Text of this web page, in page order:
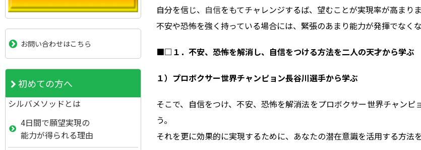
自分を信じ、 自信をもてチャレンジするば、望むことが実現率が高まりま
不安や恐怖を強く持っている場合には、緊張のあまり能力が発揮でなく
■□１．不安、恐怖を解消し、自信をつける方法を二人の天才から学ぶ
１）プロボクサー世界チャンピョン長谷川選手から学ぶ
そこで、自信をつけ、不安、恐怖を解消法をプロボクサー世界チャンピ
う。
それを更に効果的に実現するために、あなたの潜在意識を活用する方法を
お問い合わせはこちら
初めての方へ
シルバメソッドとは
4日間で願望実現の
能力が得られる理由